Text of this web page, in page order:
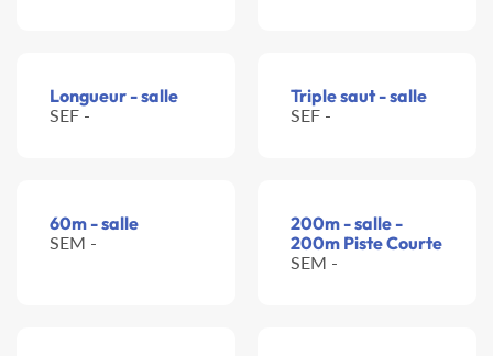
Longueur - salle
SEF -
Triple saut - salle
SEF -
60m - salle
SEM -
200m - salle -
200m Piste Courte
SEM -